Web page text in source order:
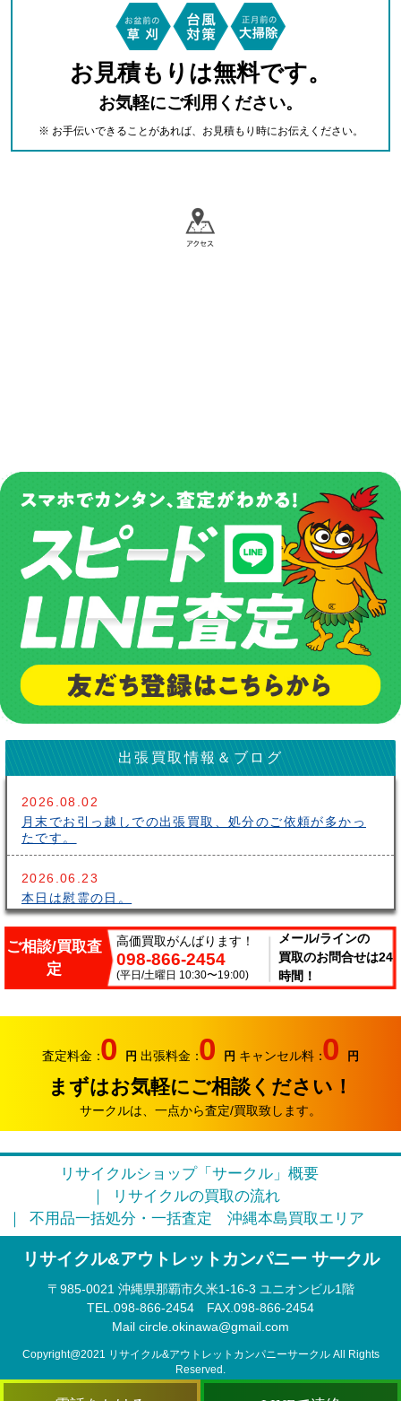
お見積もりは無料です。
お気軽にご利用ください。
※ お手伝いできることがあれば、お見積もり時にお伝えください。
出張買取情報＆ブログ
2026.08.02
月末でお引っ越しでの出張買取、処分のご依頼が多かっ
たです。
2026.06.23
本日は慰霊の日。
2026.06.14
こんにちはサークルです。梅雨が長いですね～。雨の中
出張買取頑張ってます。
2026.06.07
り強化中です。
2026.05.17
おはようございます。リサイクルカンパニー サークル
2026.04.12
お久しぶりです。リサイクルカンパニー サークルで
そろそろ3月半ば。本格的に引っ越しシーズンに突入で
クルです。
2026.02.15
ご相談/買取査
定
高価買取がんばります！
098-866-2454
(平日/土曜日 10:30〜19:00)
メール/ラインの
買取のお問合せは24
時間！
査定料金：0 円 出張料金：0 円 キャンセル料：0 円
まずはお気軽にご相談ください！
サークルは、一点から査定/買取致します。
リサイクルショップ「サークル」概要
リサイクルの買取の流れ
不用品一括処分・一括査定
沖縄本島買取エリア
リサイクル&アウトレットカンパニー サークル
〒985‐0021 沖縄県那覇市久米1-16-3 ユニオンビル1階
TEL.098-866-2454 FAX.098‐866‐2454
Mail circle.okinawa@gmail.com
Copyright@2021 リサイクル&アウトレットカンパニーサークル All Rights
Reserved.